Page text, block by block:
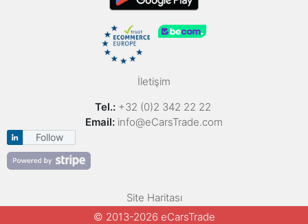
İletişim
Tel.: +32 (0)2 342 22 22
Email: info@eCarsTrade.com
Follow
Site Haritası
© 2013-2026 eCarsTrade